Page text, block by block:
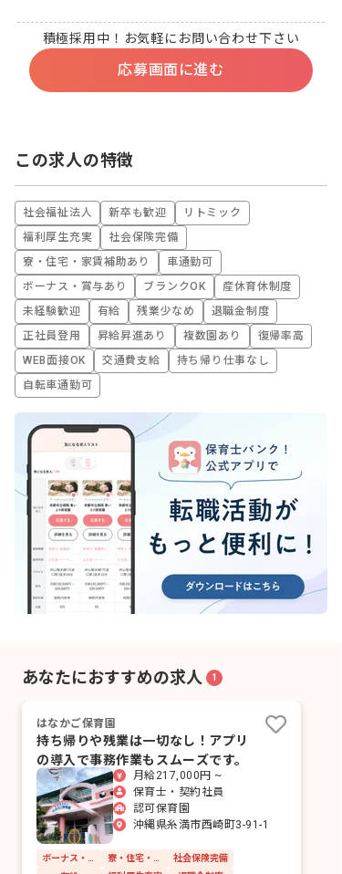
積極採用中！お気軽にお問い合わせ下さい
応募画面に進む
この求人の特徴
社会福祉法人 新卒も歓迎
リトミック
福利厚生充実
社会保険完備
寮・住宅・家賃補助あり
車通勤可
ボーナス・賞与あり
ブランクOK
産休育休制度
未経験歓迎
有給 残業少なめ
退職金制度
正社員登用
昇給昇進あり 複数園あり
復帰率高
WEB面接OK
交通費支給
持ち帰り仕事なし
自転車通勤可
あなたにおすすめの求人 1
はなかご保育園
持ち帰りや残業は一切なし！アプリ
の導入で事務作業もスムーズです。
月給217,000円 ~
保育士・契約社員
認可保育園
沖縄県糸満市西崎町3-91-1
社会保険完備